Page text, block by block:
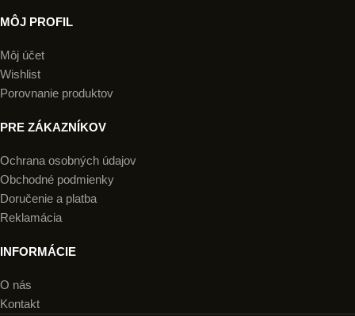
MÔJ PROFIL
Môj účet
Wishlist
Porovnanie produktov
PRE ZÁKAZNÍKOV
Ochrana osobných údajov
Obchodné podmienky
Doručenie a platba
Reklamácia
INFORMÁCIE
O nás
Kontakt